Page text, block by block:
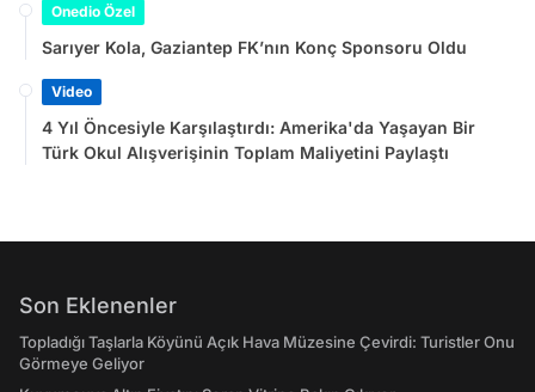
Onedio Özel
Sarıyer Kola, Gaziantep FK’nın Konç Sponsoru Oldu
Video
4 Yıl Öncesiyle Karşılaştırdı: Amerika'da Yaşayan Bir
Türk Okul Alışverişinin Toplam Maliyetini Paylaştı
Son Eklenenler
Topladığı Taşlarla Köyünü Açık Hava Müzesine Çevirdi: Turistler Onu
Görmeye Geliyor